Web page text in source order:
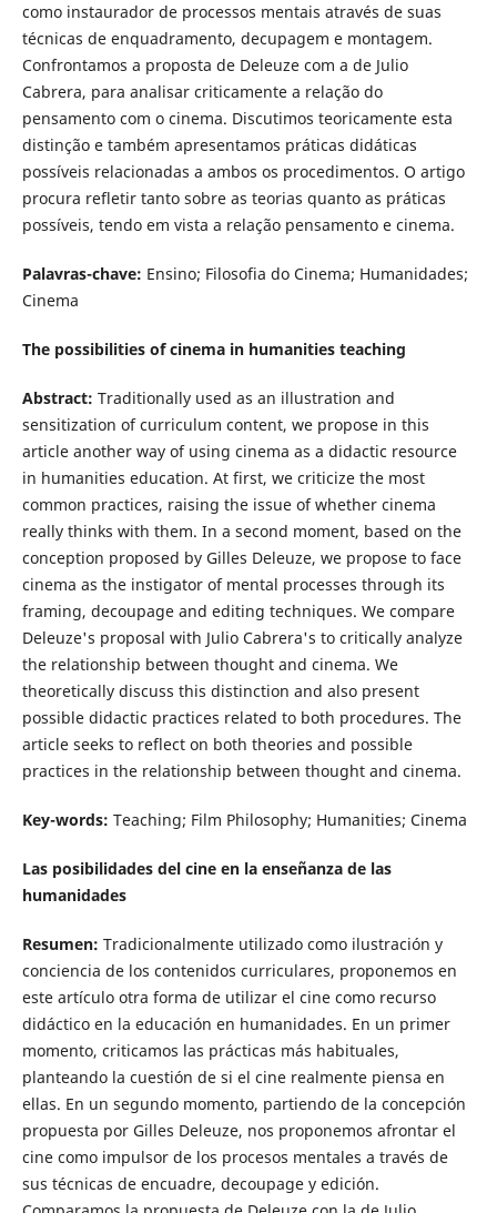
como instaurador de processos mentais através de suas
técnicas de enquadramento, decupagem e montagem.
Confrontamos a proposta de Deleuze com a de Julio
Cabrera, para analisar criticamente a relação do
pensamento com o cinema. Discutimos teoricamente esta
distinção e também apresentamos práticas didáticas
possíveis relacionadas a ambos os procedimentos. O artigo
procura refletir tanto sobre as teorias quanto as práticas
possíveis, tendo em vista a relação pensamento e cinema.
Palavras-chave: Ensino; Filosofia do Cinema; Humanidades;
Cinema
The possibilities of cinema in humanities teaching
Abstract: Traditionally used as an illustration and
sensitization of curriculum content, we propose in this
article another way of using cinema as a didactic resource
in humanities education. At first, we criticize the most
common practices, raising the issue of whether cinema
really thinks with them. In a second moment, based on the
conception proposed by Gilles Deleuze, we propose to face
cinema as the instigator of mental processes through its
framing, decoupage and editing techniques. We compare
Deleuze's proposal with Julio Cabrera's to critically analyze
the relationship between thought and cinema. We
theoretically discuss this distinction and also present
possible didactic practices related to both procedures. The
article seeks to reflect on both theories and possible
practices in the relationship between thought and cinema.
Key-words: Teaching; Film Philosophy; Humanities; Cinema
Las posibilidades del cine en la enseñanza de las
humanidades
Resumen: Tradicionalmente utilizado como ilustración y
conciencia de los contenidos curriculares, proponemos en
este artículo otra forma de utilizar el cine como recurso
didáctico en la educación en humanidades. En un primer
momento, criticamos las prácticas más habituales,
planteando la cuestión de si el cine realmente piensa en
ellas. En un segundo momento, partiendo de la concepción
propuesta por Gilles Deleuze, nos proponemos afrontar el
cine como impulsor de los procesos mentales a través de
sus técnicas de encuadre, decoupage y edición.